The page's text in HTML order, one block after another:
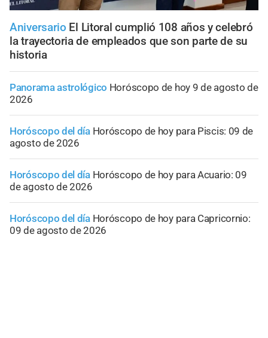
Aniversario El Litoral cumplió 108 años y celebró
la trayectoria de empleados que son parte de su
historia
Panorama astrológico Horóscopo de hoy 9 de agosto de
2026
Horóscopo del día Horóscopo de hoy para Piscis: 09 de
agosto de 2026
Horóscopo del día Horóscopo de hoy para Acuario: 09
de agosto de 2026
Horóscopo del día Horóscopo de hoy para Capricornio:
09 de agosto de 2026